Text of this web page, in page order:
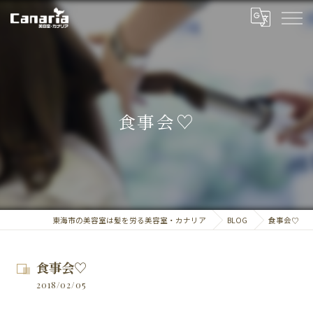
食事会♡
東海市の美容室は髪を労る美容室・カナリア BLOG 食事会♡
食事会♡
2018/02/05